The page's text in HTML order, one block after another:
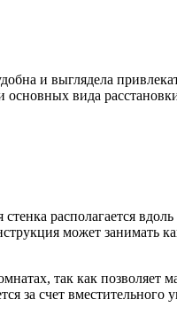
и выглядела
основных вида
располагается
может занимать
так как позволяет
за счет